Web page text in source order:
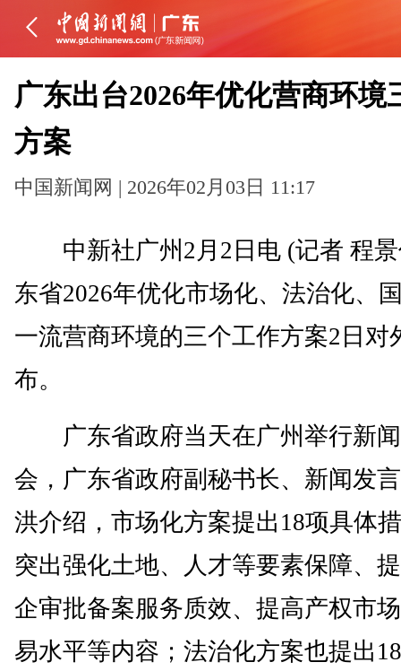
广东出台2026年优化营商环境
方案
中国新闻网 | 2026年02月03日 11:17
中新社广州2月2日电 (记者 程景
东省2026年优化市场化、法治化、
一流营商环境的三个工作方案2日对
布。
广东省政府当天在广州举行新
会，广东省政府副秘书长、新闻发
洪介绍，市场化方案提出18项具体
突出强化土地、人才等要素保障、
企审批备案服务质效、提高产权市
易水平等内容；法治化方案也提出